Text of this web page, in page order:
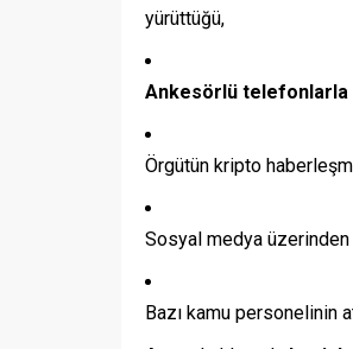
yürüttüğü,
Ankesörlü telefonlarla
Örgütün kripto
Sosyal medya üzerinden
Bazı kamu personelinin